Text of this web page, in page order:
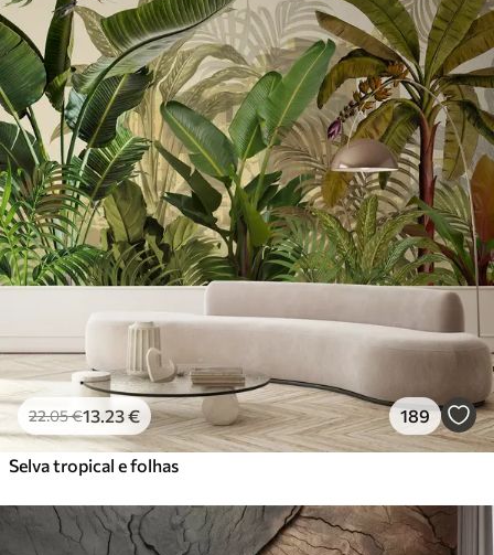
22.05€13 .23€ 189
Selva tropical e folhas